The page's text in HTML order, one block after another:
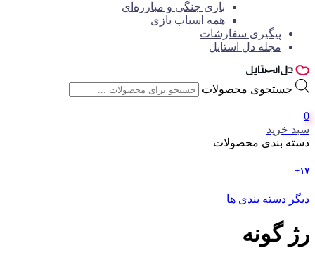
بازی جنگی و مبارزه‌ای
همه اسباب بازی
پیگیری سفارشات
مجله دل استایل
جستجوی محصولات
0
سبد خرید
دسته بندی محصولات
۱۷+
دیگر دسته بندی ها
رژ گونه